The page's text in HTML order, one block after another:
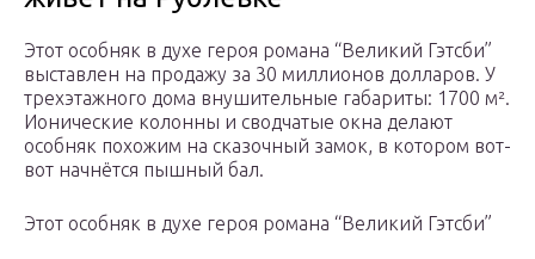
Этот особняк в духе героя романа “Великий Гэтсби”
выставлен на продажу за 30 миллионов долларов. У
трехэтажного дома внушительные габариты: 1700 м².
Ионические колонны и сводчатые окна делают
особняк похожим на сказочный замок, в котором вот-
вот начнётся пышный бал.
Этот особняк в духе героя романа “Великий Гэтсби”